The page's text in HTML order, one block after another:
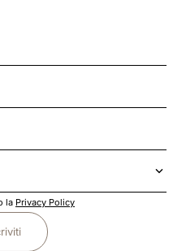
la Privacy Policy